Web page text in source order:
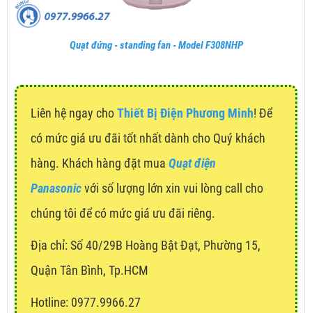
Quạt đứng - standing fan - Model F308NHP
Liên hệ ngay choThiết Bị Điện Phương Minh! Để
có mức giá ưu đãi tốt nhất dành cho Quý khách
hàng. Khách hàng đặt mua Quạt điện
Panasonicvới số lượng lớn xin vui lòng call cho
chúng tôi để có mức giá ưu đãi riêng.
Địa chỉ: Số 40/29B Hoàng Bật Đạt, Phường 15,
Quận Tân Bình, Tp.HCM
Hotline: 0977.9966.27